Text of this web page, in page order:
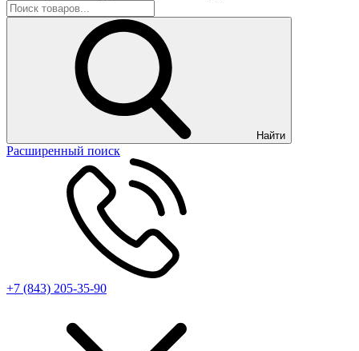
Найти
Расширенный поиск
+7 (843) 205-35-90